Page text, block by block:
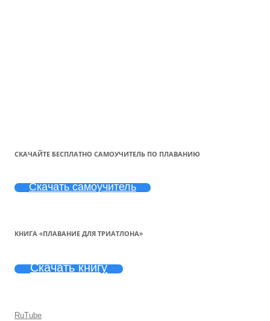
СКАЧАЙТЕ БЕСПЛАТНО САМОУЧИТЕЛЬ ПО ПЛАВАНИЮ
Скачать самоучитель
КНИГА «ПЛАВАНИЕ ДЛЯ ТРИАТЛОНА»
Скачать книгу
RuTube